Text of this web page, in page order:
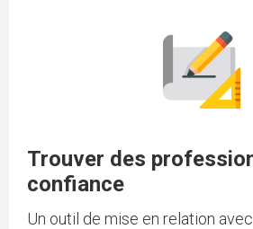
Trouver des
confiance
Un outil de mise en relation